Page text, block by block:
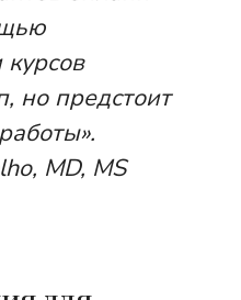
но предстоит
MD, MS